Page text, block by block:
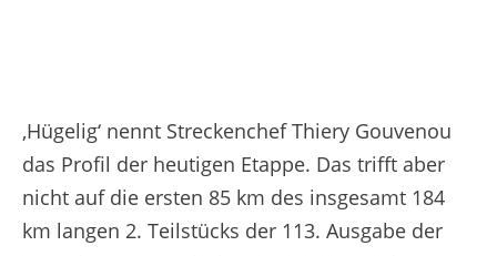
‚Hügelig‘ nennt Streckenchef Thiery Gouvenou
das Profil der heutigen Etappe. Das trifft aber
nicht auf die ersten 85 km des insgesamt 184
km langen 2. Teilstücks der 113. Ausgabe der